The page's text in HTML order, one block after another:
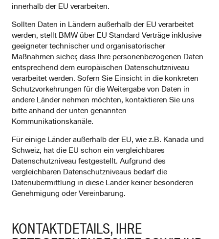
innerhalb der EU verarbeiten.
Sollten Daten in Ländern außerhalb der EU verarbeitet
werden, stellt BMW über EU Standard Verträge inklusive
geeigneter technischer und organisatorischer
Maßnahmen sicher, dass Ihre personenbezogenen Daten
entsprechend dem europäischen Datenschutzniveau
verarbeitet werden. Sofern Sie Einsicht in die konkreten
Schutzvorkehrungen für die Weitergabe von Daten in
andere Länder nehmen möchten, kontaktieren Sie uns
bitte anhand der unten genannten
Kommunikationskanäle.
Für einige Länder außerhalb der EU, wie z.B. Kanada und
Schweiz, hat die EU schon ein vergleichbares
Datenschutzniveau festgestellt. Aufgrund des
vergleichbaren Datenschutzniveaus bedarf die
Datenübermittlung in diese Länder keiner besonderen
Genehmigung oder Vereinbarung.
KONTAKTDETAILS, IHRE